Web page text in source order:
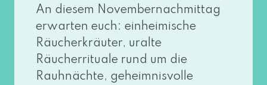
An die­sem Novembernachmittag
erwar­ten euch: ein­hei­mi­sche
Räucherkräuter, uralte
Räucherrituale rund um die
Rauhnächte, geheim­nis­vol­le